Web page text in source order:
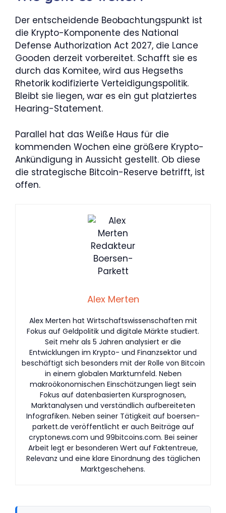
Der entscheidende Beobachtungspunkt ist
die Krypto-Komponente des National
Defense Authorization Act 2027, die Lance
Gooden derzeit vorbereitet. Schafft sie es
durch das Komitee, wird aus Hegseths
Rhetorik kodifizierte Verteidigungspolitik.
Bleibt sie liegen, war es ein gut platziertes
Hearing-Statement.
Parallel hat das Weiße Haus für die
kommenden Wochen eine größere Krypto-
Ankündigung in Aussicht gestellt. Ob diese
die strategische Bitcoin-Reserve betrifft, ist
offen.
Alex Merten
Alex Merten hat Wirtschaftswissenschaften mit
Fokus auf Geldpolitik und digitale Märkte studiert.
Seit mehr als 5 Jahren analysiert er die
Entwicklungen im Krypto- und Finanzsektor und
beschäftigt sich besonders mit der Rolle von Bitcoin
in einem globalen Marktumfeld. Neben
makroökonomischen Einschätzungen liegt sein
Fokus auf datenbasierten Kursprognosen,
Marktanalysen und verständlich aufbereiteten
Infografiken. Neben seiner Tätigkeit auf boersen-
parkett.de veröffentlicht er auch Beiträge auf
cryptonews.com und 99bitcoins.com. Bei seiner
Arbeit legt er besonderen Wert auf Faktentreue,
Relevanz und eine klare Einordnung des täglichen
Marktgeschehens.